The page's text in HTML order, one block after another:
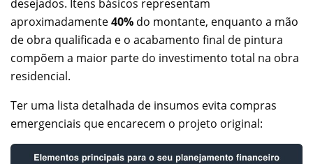
desejados. Itens básicos representam
aproximadamente40% do montante, enquanto a mão
de obra qualificada e o acabamento final de pintura
compõem a maior parte do investimento total na obra
residencial.
Ter uma lista detalhada de insumos evita compras
emergenciais que encarecem o projeto original: